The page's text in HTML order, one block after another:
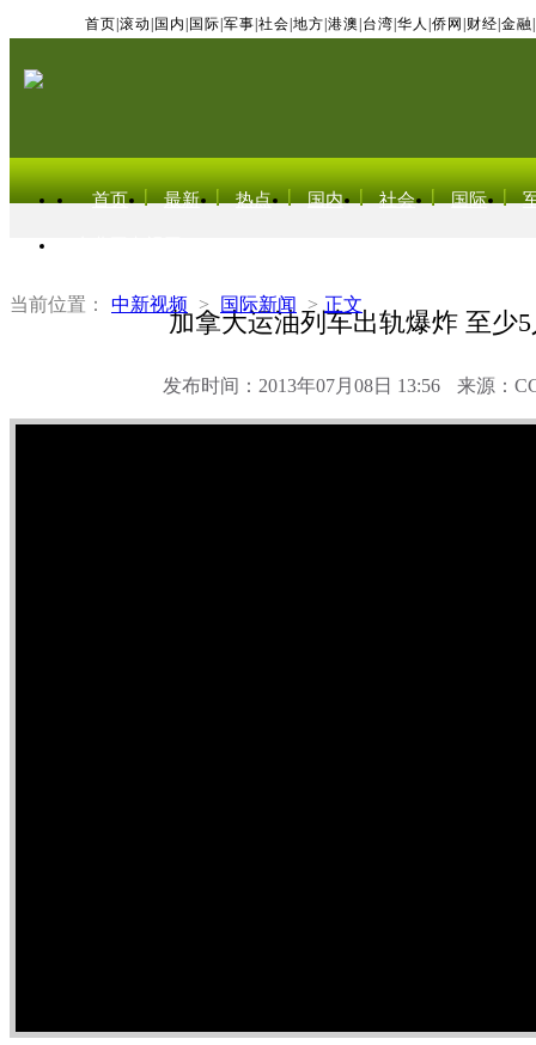
首页 滚动 国内 国际 军事 社会 地方 港澳 台湾 华人 侨网 财经 金融
首页 最新 热点 国内 社会 国际
当前位置： 中新视频 > 国际新闻 > 正文
加拿大运油列车出轨爆炸 至少
发布时间：2013年07月08日 13:56 来源：